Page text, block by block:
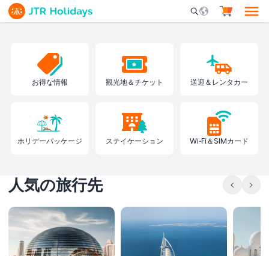
Mobile Search
お得な情報 観光地＆チケット 送迎＆レンタカー
ホリデーパッケージ ステイケーション Wi‑Fi＆SIMカード
人気の旅行先